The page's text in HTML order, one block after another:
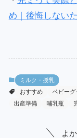
め｜後悔しない
ミルク・授乳
おすすめ
ベビーグ
出産準備
哺乳瓶
よ